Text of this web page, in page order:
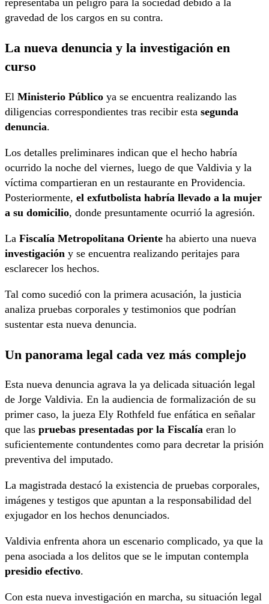
gravedad de los cargos en su contra.
La nueva denuncia y la investigación en
curso
El Ministerio Público ya se encuentra realizando las
diligencias correspondientes tras recibir esta segunda
denuncia.
Los detalles preliminares indican que el hecho habría
ocurrido la noche del viernes, luego de que Valdivia y la
víctima compartieran en un restaurante en Providencia.
Posteriormente, el exfutbolista habría llevado a la mujer
a su domicilio, donde presuntamente ocurrió la agresión.
La Fiscalía Metropolitana Oriente ha abierto una nueva
investigación y se encuentra realizando peritajes para
esclarecer los hechos.
Tal como sucedió con la primera acusación, la justicia
analiza pruebas corporales y testimonios que podrían
sustentar esta nueva denuncia.
Un panorama legal cada vez más complejo
Esta nueva denuncia agrava la ya delicada situación legal
de Jorge Valdivia. En la audiencia de formalización de su
primer caso, la jueza Ely Rothfeld fue enfática en señalar
que las pruebas presentadas por la Fiscalía eran lo
suficientemente contundentes como para decretar la prisión
preventiva del imputado.
La magistrada destacó la existencia de pruebas corporales,
imágenes y testigos que apuntan a la responsabilidad del
exjugador en los hechos denunciados.
Valdivia enfrenta ahora un escenario complicado, ya que la
pena asociada a los delitos que se le imputan contempla
presidio efectivo.
Con esta nueva investigación en marcha, su situación legal